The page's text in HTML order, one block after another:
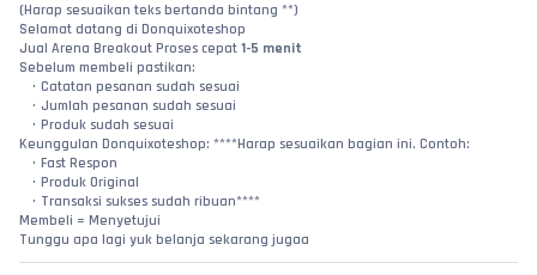
(Harap sesuaikan teks bertanda bintang **)
Selamat datang di Donquixoteshop
Jual Arena Breakout Proses cepat 1-5 menit
Sebelum membeli pastikan:
Catatan pesanan sudah sesuai
Jumlah pesanan sudah sesuai
Produk sudah sesuai
Keunggulan Donquixoteshop: ****Harap sesuaikan bagian ini. Contoh:
Fast Respon
Produk Original
Transaksi sukses sudah ribuan****
Membeli = Menyetujui
Tunggu apa lagi yuk belanja sekarang jugaa